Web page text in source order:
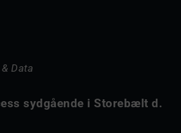
Data
sydgående i Storebælt d.